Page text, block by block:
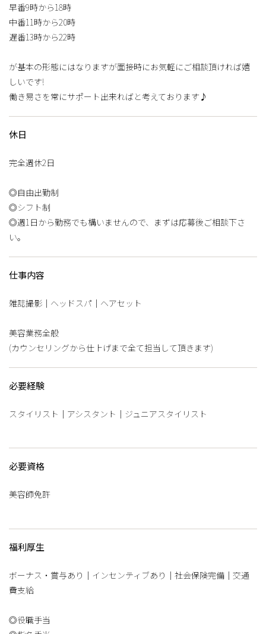
早番9時から18時
中番11時から20時
遅番13時から22時
が基本の形態にはなりますが面接時にお気軽にご相談頂ければ嬉
しいです!
働き易さを常にサポート出来ればと考えております♪
休日
完全週休2日
◎自由出勤制
◎シフト制
◎週1日から勤務でも構いませんので、まずは応募後ご相談下さ
い。
仕事内容
雑誌撮影｜ヘッドスパ｜ヘアセット
美容業務全般
(カウンセリングから仕上げまで全て担当して頂きます)
必要経験
スタイリスト｜アシスタント｜ジュニアスタイリスト
必要資格
美容師免許
福利厚生
ボーナス・賞与あり｜インセンティブあり｜社会保険完備｜交通
費支給
◎役職手当